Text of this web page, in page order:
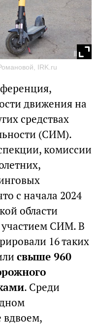
IRK.ru
движения на
средствах
(СИМ).
комиссии
с начала 2024
области
участием СИМ. В
16 таких
свыше 960
. Среди
вдвоем,